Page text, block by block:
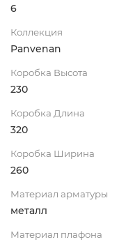
6
Коллекция
Panvenan
Коробка Высота
230
Коробка Длина
320
Коробка Ширина
260
Материал арматуры
металл
Материал плафона